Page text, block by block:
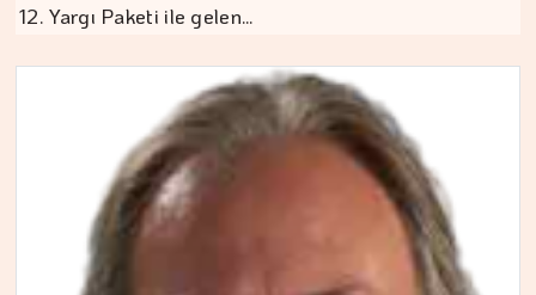
12. Yargı Paketi ile gelen…